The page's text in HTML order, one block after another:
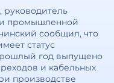
руководитель
промышленной
сообщил, что
статус
год выпущено
и кабельных
производстве